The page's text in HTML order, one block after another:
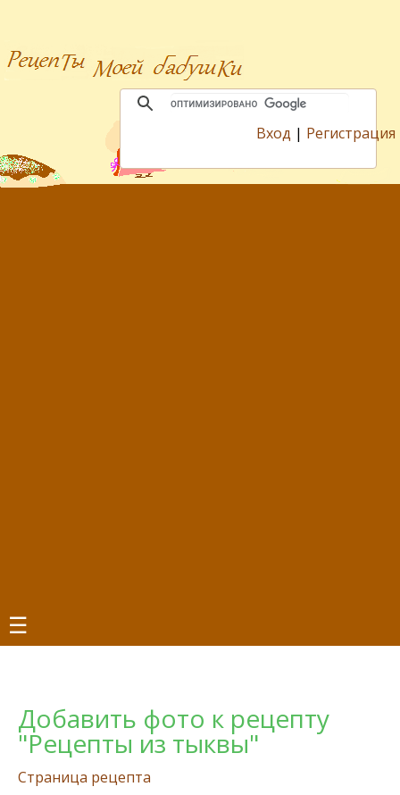
Вход | Регистрация
☰
Добавить фото к рецепту
"Рецепты из тыквы"
Страница рецепта